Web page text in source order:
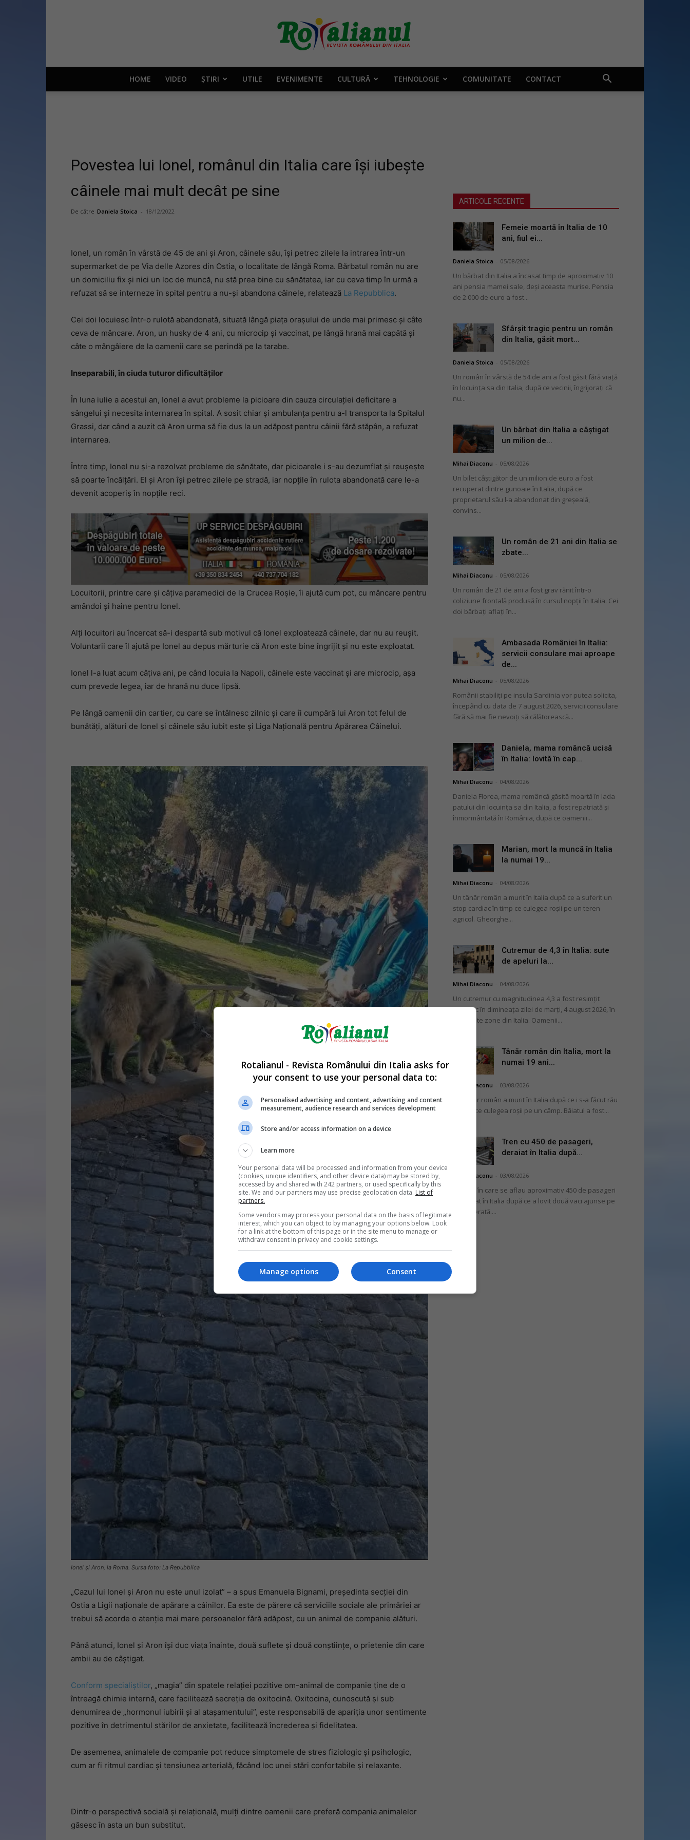
Rotalianul
românului
Italia
HOME VIDEO ȘTIRI UTILE EVENIMENTE CULTURĂ TEHNOLOGIE COMUNITATE CONTACT
Povestea lui Ionel, românul din Italia care își iubește
câinele mai mult decât pe sine
De către Daniela Stoica - 18/12/2022
Ionel, un român în vârstă de 45 de ani și Aron, câinele său, își petrec zilele la intrarea într-un
supermarket de pe Via delle Azores din Ostia, o localitate de lângă Roma. Bărbatul român nu are
un domiciliu fix și nici un loc de muncă, nu stă prea bine cu sănătatea, iar cu ceva timp în urmă a
refuzat să se interneze în spital pentru a nu-și abandona câinele, relatează La Repubblica.
Cei doi locuiesc într-o rulotă abandonată, situată lângă piața orașului de unde mai primesc și câte
ceva de mâncare. Aron, un husky de 4 ani, cu microcip și vaccinat, pe lângă hrană mai capătă și
câte o mângâiere de la oamenii care se perindă pe la tarabe.
Inseparabili, în ciuda tuturor dificultăților
În luna iulie a acestui an, Ionel a avut probleme la picioare din cauza circulației deficitare a
sângelui și necesita internarea în spital. A sosit chiar și ambulanța pentru a-l transporta la Spitalul
Grassi, dar când a auzit că Aron urma să fie dus la un adăpost pentru câinii fără stăpân, a refuzat
internarea.
Între timp, Ionel nu și-a rezolvat probleme de sănătate, dar picioarele i s-au dezumflat și reușește
să poarte încălțări. El și Aron își petrec zilele pe stradă, iar nopțile în rulota abandonată care le-a
devenit acoperiș în nopțile reci.
Locuitorii, printre care și câțiva paramedici de la Crucea Roșie, îi ajută cum pot, cu mâncare pentru
amândoi și haine pentru Ionel.
Alți locuitori au încercat să-i despartă sub motivul că Ionel exploatează câinele, dar nu au reușit.
Voluntarii care îl ajută pe Ionel au depus mărturie că Aron este bine îngrijit și nu este exploatat.
Ionel l-a luat acum câțiva ani, pe când locuia la Napoli, câinele este vaccinat și are microcip, așa
cum prevede legea, iar de hrană nu duce lipsă.
Pe lângă oamenii din cartier, cu care se întâlnesc zilnic și care îi cumpără lui Aron tot felul de
bunătăți, alături de Ionel și câinele său iubit este și Liga Națională pentru Apărarea Câinelui.
Ionel și Aron, la Roma. Sursa foto: La Repubblica
„Cazul lui Ionel și Aron nu este unul izolat” – a spus Emanuela Bignami, președinta secției din
Ostia a Ligii naționale de apărare a câinilor. Ea este de părere că serviciile sociale ale primăriei ar
trebui să acorde o atenție mai mare persoanelor fără adăpost, cu un animal de companie alături.
Până atunci, Ionel și Aron își duc viața înainte, două suflete și două conștiințe, o prietenie din care
ambii au de câștigat.
Conform specialiștilor, „magia” din spatele relaţiei pozitive om-animal de companie ţine de o
întreagă chimie internă, care facilitează secreţia de oxitocină. Oxitocina, cunoscută şi sub
denumirea de „hormonul iubirii şi al ataşamentului”, este responsabilă de apariţia unor sentimente
pozitive în detrimentul stărilor de anxietate, facilitează încrederea şi fidelitatea.
De asemenea, animalele de companie pot reduce simptomele de stres fiziologic şi psihologic,
cum ar fi ritmul cardiac şi tensiunea arterială, făcând loc unei stări confortabile şi relaxante.
Dintr-o perspectivă socială şi relaţională, mulţi dintre oamenii care preferă compania animalelor
găsesc în asta un bun substitut.
ARTICOLE RECENTE
Femeie moartă în Italia de 10
ani, fiul ei...
Daniela Stoica 05/08/2026
Un bărbat din Italia a încasat timp de aproximativ 10
ani pensia mamei sale, deși aceasta murise. Pensia
de 2.000 de euro a fost...
Sfârșit tragic pentru un român
din Italia, găsit mort...
Daniela Stoica 05/08/2026
Un român în vârstă de 54 de ani a fost găsit fără viață
în locuința sa din Italia, după ce vecinii, îngrijorați că
nu...
Un bărbat din Italia a câștigat
un milion de...
Mihai Diaconu 05/08/2026
Un bilet câștigător de un milion de euro a fost
recuperat dintre gunoaie în Italia, după ce
proprietarul său l-a abandonat din greșeală,
convins...
Un român de 21 ani din Italia se
zbate...
Mihai Diaconu 05/08/2026
Un român de 21 de ani a fost grav rănit într-o
coliziune frontală produsă în cursul nopții în Italia. Cei
doi bărbați aflați în...
Ambasada României în Italia:
servicii consulare mai aproape
de...
Mihai Diaconu 05/08/2026
Românii stabiliți pe insula Sardinia vor putea solicita,
începând cu data de 7 august 2026, servicii consulare
fără să mai fie nevoiți să călătorească...
Daniela, mama româncă ucisă
în Italia: lovită în cap...
Mihai Diaconu 04/08/2026
Daniela Florea, mama româncă găsită moartă în lada
patului din locuința sa din Italia, a fost repatriată și
înmormântată în România, după ce oamenii...
Marian, mort la muncă în Italia
la numai 19...
Mihai Diaconu 04/08/2026
Un tânăr român a murit în Italia după ce a suferit un
stop cardiac în timp ce culegea roșii pe un teren
agricol. Gheorghe...
Cutremur de 4,3 în Italia: sute
de apeluri la...
Mihai Diaconu 04/08/2026
Un cutremur cu magnitudinea 4,3 a fost resimțit
puternic în dimineața zilei de marți, 4 august 2026, în
mai multe zone din Italia. Oamenii...
Tânăr român din Italia, mort la
numai 19 ani...
Mihai Diaconu 03/08/2026
Un tânăr român a murit în Italia după ce i s-a făcut rău
în timp ce culegea roșii pe un câmp. Băiatul a fost...
Tren cu 450 de pasageri,
deraiat în Italia după...
Mihai Diaconu 03/08/2026
Un tren în care se aflau aproximativ 450 de pasageri
a deraiat în Italia după ce a lovit două vaci ajunse pe
calea ferată....
Rotalianul - Revista Românului din Italia asks for
your consent to use your personal data to:
Personalised advertising and content, advertising and content
measurement, audience research and services development
Store and/or access information on a device
Learn more
Your personal data will be processed and information from your device
(cookies, unique identifiers, and other device data) may be stored by,
accessed by and shared with 242 partners, or used specifically by this
site. We and our partners may use precise geolocation data. List of
partners.
Some vendors may process your personal data on the basis of legitimate
interest, which you can object to by managing your options below. Look
for a link at the bottom of this page or in the site menu to manage or
withdraw consent in privacy and cookie settings.
Consent
Manage options